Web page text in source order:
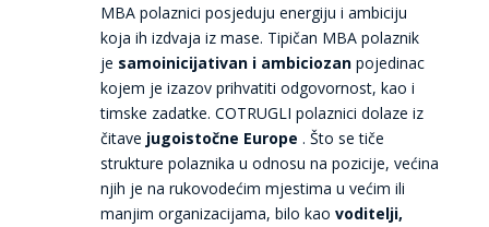
MBA polaznici posjeduju energiju i ambiciju
koja ih izdvaja iz mase. Tipičan MBA polaznik
je samoinicijativan i ambiciozanpojedinac
kojem je izazov prihvatiti odgovornost, kao i
timske zadatke. COTRUGLI polaznici dolaze iz
čitave jugoistočne Europe . Što se tiče
strukture polaznika u odnosu na pozicije, većina
njih je na rukovodećim mjestima u većim ili
manjim organizacijama, bilo kao voditelji,